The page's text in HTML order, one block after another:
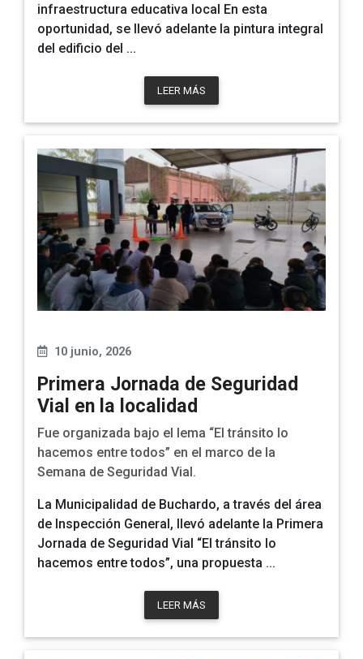
infraestructura educativa local En esta
oportunidad, se llevó adelante la pintura integral
del edificio del ...
LEER MÁS
10 junio, 2026
Primera Jornada de Seguridad
Vial en la localidad
Fue organizada bajo el lema “El tránsito lo
hacemos entre todos” en el marco de la
Semana de Seguridad Vial.
La Municipalidad de Buchardo, a través del área
de Inspección General , llevó adelante la Primera
Jornada de Seguridad Vial “El tránsito lo
hacemos entre todos”, una propuesta ...
LEER MÁS